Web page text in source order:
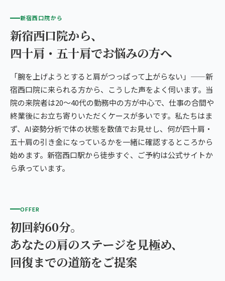
新宿西口院から
新宿西口院から、
四十肩・五十肩でお悩みの方へ
「腕を上げようとすると肩がつっぱって上がらない」——新
宿西口院に来られる方から、こうした声をよく伺います。当
院の来院者は20〜40代の勤務中の方が中心で、仕事の合間や
終業後にお立ち寄りいただくケースが多いです。私たちはま
ず、AI姿勢分析で体の状態を数値でお見せし、何が四十肩・
五十肩の引き金になっているかを一緒に確認するところから
始めます。新宿西口駅から徒歩すぐ、ご予約は公式サイトか
ら承っています。
OFFER
初回約60分。
あなたの肩のステージを見極め、
回復までの道筋をご提案